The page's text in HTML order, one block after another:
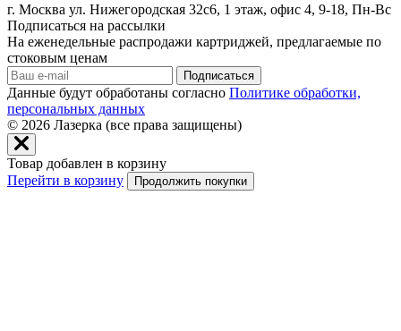
г. Москва ул. Нижегородская 32с6, 1 этаж, офис 4, 9-18, Пн-Вс
Подписаться на рассылки
На еженедельные распродажи картриджей, предлагаемые по
стоковым ценам
Подписаться
Данные будут обработаны согласно Политике обработки,
персональных данных
© 2026 Лазерка (все права защищены)
Товар добавлен в корзину
Перейти в корзину
Продолжить покупки